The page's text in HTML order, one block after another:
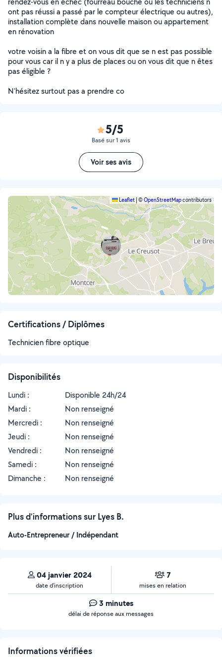
ont pas réussi a passé par le compteur électrique ou autres),
installation complète dans nouvelle maison ou appartement
en rénovation
votre voisin a la fibre et on vous dit que se n est pas possible
pour vous car il n y a plus de places ou on vous dit que n êtes
pas éligible ?
N'hésitez surtout pas a prendre co
5/5
Basé sur 1 avis
Voir ses avis
Leaflet ©OpenStreetMapcontributors
Certifications / Diplômes
Technicien fibre optique
Disponibilités
Lundi :
Disponible 24h/24
Mardi :
Non renseigné
Mercredi :
Non renseigné
Jeudi :
Non renseigné
Vendredi :
Non renseigné
Samedi :
Non renseigné
Dimanche :
Non renseigné
Plus d’informations sur Lyes B.
Auto-Entrepreneur / Indépendant
04 janvier 2024
date d’inscription
7
mises en relation
3 minutes
délai de réponse aux messages
Informations vérifiées